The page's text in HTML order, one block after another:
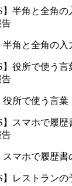
告
半角と全角の
告
役所で使う言葉
告
スマホで履歴